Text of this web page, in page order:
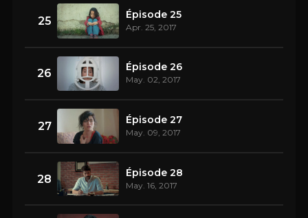
25 Épisode 25
Apr. 25, 2017
26 Épisode 26
May. 02, 2017
27 Épisode 27
May. 09, 2017
28 Épisode 28
May. 16, 2017